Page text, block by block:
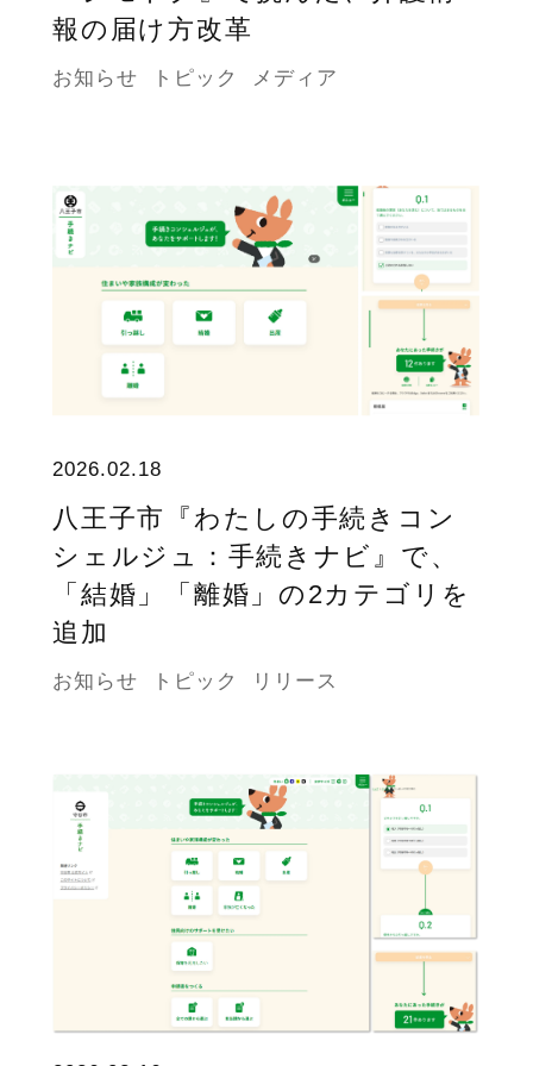
報の届け方改革
お知らせ トピック メディア
2026.02.18
八王子市『わたしの手続きコン
シェルジュ：手続きナビ』で、
「結婚」「離婚」の2カテゴリを
追加
お知らせ トピック リリース